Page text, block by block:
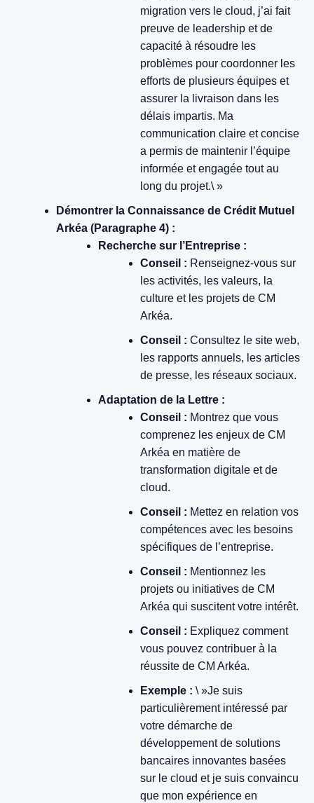
migration vers le cloud, j’ai fait
preuve de leadership et de
capacité à résoudre les
problèmes pour coordonner les
efforts de plusieurs équipes et
assurer la livraison dans les
délais impartis. Ma
communication claire et concise
a permis de maintenir l’équipe
informée et engagée tout au
long du projet.\ »
Démontrer la Connaissance de Crédit Mutuel
Arkéa (Paragraphe 4) :
Recherche sur l’Entreprise :
Conseil : Renseignez-vous sur
les activités, les valeurs, la
culture et les projets de CM
Arkéa.
Conseil : Consultez le site web,
les rapports annuels, les articles
de presse, les réseaux sociaux.
Adaptation de la Lettre :
Conseil : Montrez que vous
comprenez les enjeux de CM
Arkéa en matière de
transformation digitale et de
cloud.
Conseil : Mettez en relation vos
compétences avec les besoins
spécifiques de l’entreprise.
Conseil : Mentionnez les
projets ou initiatives de CM
Arkéa qui suscitent votre intérêt.
Conseil : Expliquez comment
vous pouvez contribuer à la
réussite de CM Arkéa.
Exemple : \ »Je suis
particulièrement intéressé par
votre démarche de
développement de solutions
bancaires innovantes basées
sur le cloud et je suis convaincu
que mon expérience en